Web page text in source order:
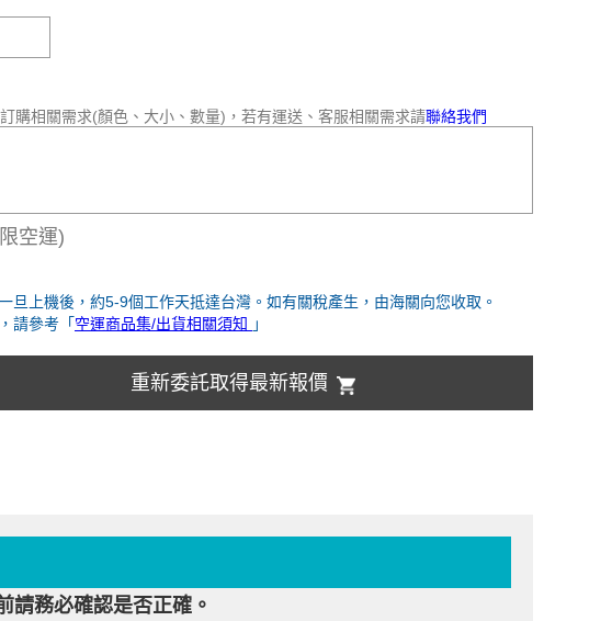
購相關需求(顏色、大小、數量)，若有運送、客服相關需求請聯絡我們
空運)
旦上機後，約5-9個工作天抵達台灣。如有關稅產生，由海關向您收取。
請參考「 空運商品集/出貨相關須知 」
重新委託取得最新報價
請務必確認是否正確。